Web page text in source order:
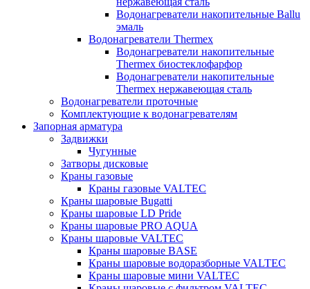
Водонагреватели накопительные Ballu
эмаль
Водонагреватели Thermex
Водонагреватели накопительные
Thermex биостеклофарфор
Водонагреватели накопительные
Thermex нержавеющая сталь
Водонагреватели проточные
Комплектующие к водонагревателям
Запорная арматура
Задвижки
Чугунные
Затворы дисковые
Краны газовые
Краны газовые VALTEC
Краны шаровые Bugatti
Краны шаровые LD Pride
Краны шаровые PRO AQUA
Краны шаровые VALTEC
Краны шаровые BASE
Краны шаровые водоразборные VALTEC
Краны шаровые мини VALTEC